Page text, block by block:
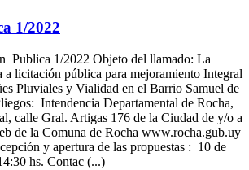
1/2022
Publica 1/2022 Objeto del llamado: La
a licitación pública para mejoramiento Integral
Pluviales y Vialidad en el Barrio Samuel de
Intendencia Departamental de Rocha,
calle Gral. Artigas 176 de la Ciudad de y/o a
de la Comuna de Rocha www.rocha.gub.uy
y apertura de las propuestas : 10 de
hs. Contac (...)